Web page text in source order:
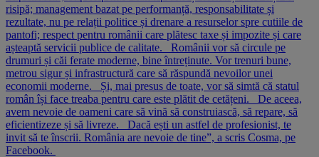
risipă; management bazat pe performanță, responsabilitate și
rezultate, nu pe relații politice și drenare a resurselor spre cutiile de
pantofi; respect pentru românii care plătesc taxe și impozite și care
așteaptă servicii publice de calitate. Românii vor să circule pe
drumuri și căi ferate moderne, bine întreținute. Vor trenuri bune,
metrou sigur și infrastructură care să răspundă nevoilor unei
economii moderne. Și, mai presus de toate, vor să simtă că statul
român își face treaba pentru care este plătit de cetățeni. De aceea,
avem nevoie de oameni care să vină să construiască, să repare, să
eficientizeze și să livreze. Dacă ești un astfel de profesionist, te
invit să te înscrii. România are nevoie de tine”, a scris Cosma, pe
Facebook.